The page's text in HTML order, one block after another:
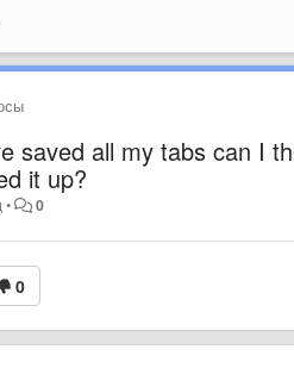
saved all my tabs can I
it up?
• 0
0